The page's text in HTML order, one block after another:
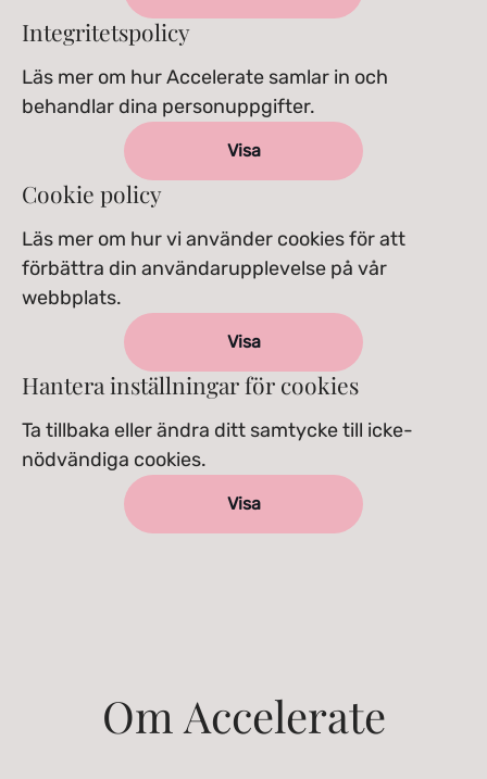
Integritetspolicy
Läs mer om hur Accelerate samlar in och
behandlar dina personuppgifter.
Visa
Cookie policy
Läs mer om hur vi använder cookies för att
förbättra din användarupplevelse på vår
webbplats.
Visa
Hantera inställningar för cookies
Ta tillbaka eller ändra ditt samtycke till icke-
nödvändiga cookies.
Visa
Om Accelerate